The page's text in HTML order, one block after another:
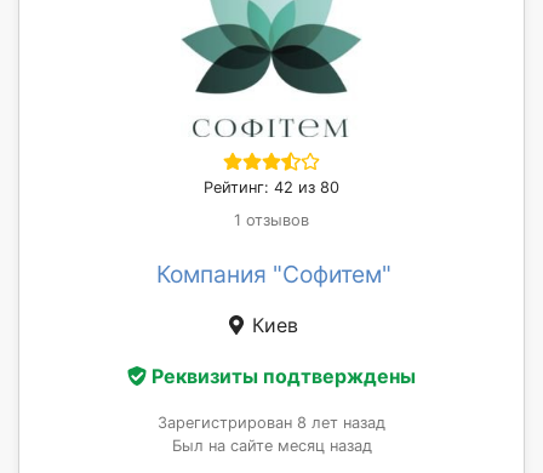
Рейтинг: 42 из 80
1 отзывов
Компания "Софитем"
Киев
Реквизиты подтверждены
Зарегистрирован 8 лет назад
Был на сайте месяц назад